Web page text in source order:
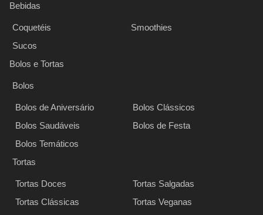
Bebidas
Coquetéis
Smoothies
Sucos
Bolos e Tortas
Bolos
Bolos de Aniversário
Bolos Clássicos
Bolos Saudáveis
Bolos de Festa
Bolos Temáticos
Tortas
Tortas Doces
Tortas Salgadas
Tortas Clássicas
Tortas Veganas